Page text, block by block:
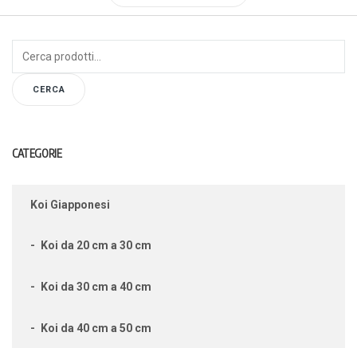
CERCA
CATEGORIE
Koi Giapponesi
Koi da 20 cm a 30 cm
Koi da 30 cm a 40 cm
Koi da 40 cm a 50 cm